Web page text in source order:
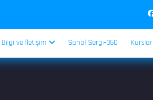
Bilgi ve İletişim Sanal Sergi-360 Kurslar